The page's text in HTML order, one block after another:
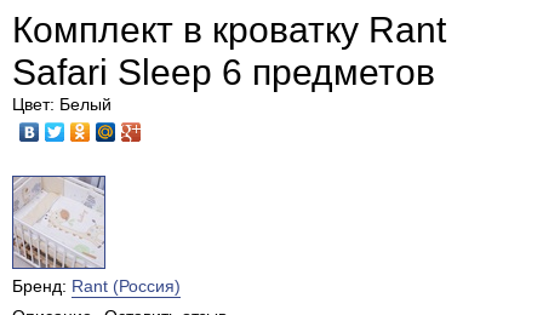
Комплект в кроватку Rant
Safari Sleep 6 предметов
Цвет: Белый
Бренд: Rant (Россия)